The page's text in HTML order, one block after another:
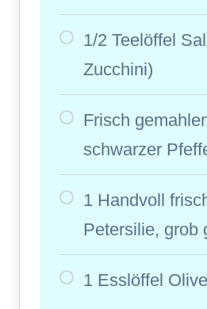
1/2 Teelöffel
Zucchini)
Frisch
schwarzer
1 Handvoll
Petersilie, grob
1 Esslöffel